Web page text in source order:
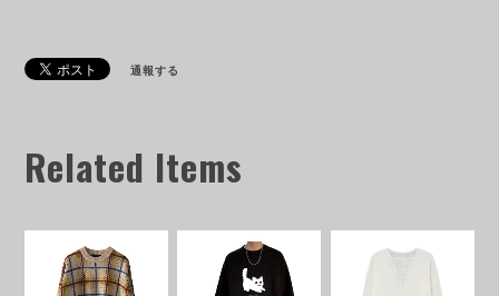
通報する
Related Items